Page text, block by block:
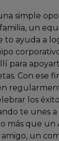
simple
un
to ayuda a
para
Con ese
los
te unes a
más que un
un